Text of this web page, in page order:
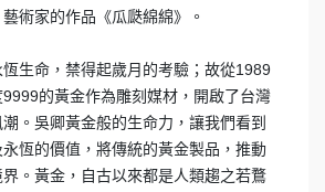
術家的作品《瓜瓞綿綿》。
生命，禁得起歲月的考驗；故從1989
的黃金作為雕刻媒材，開啟了台灣
。吳卿黃金般的生命力，讓我們看到
恆的價值，將傳統的黃金製品，推動
。黃金，自古以來都是人類趨之若鶩